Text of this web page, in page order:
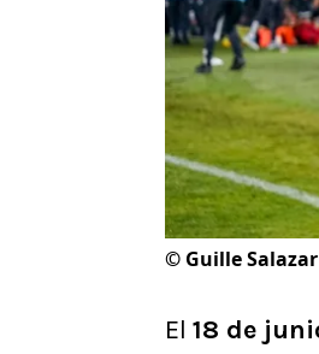
© Guille Salazar
El 18 de